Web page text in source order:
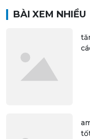
BÀI XEM NHIỀU